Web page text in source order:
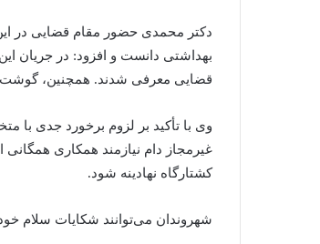
دکتر محمدی حضور مقام قضایی در
بهداشتی دانست و افزود: در جریان
قضایی معرفی شدند. همچنین،
وی با تأکید بر لزوم برخورد جدی با
غیرمجاز دام نیازمند همکاری
کشتارگاه نهادینه شود.
شهروندان می‌توانند شکایات سلام خود را از